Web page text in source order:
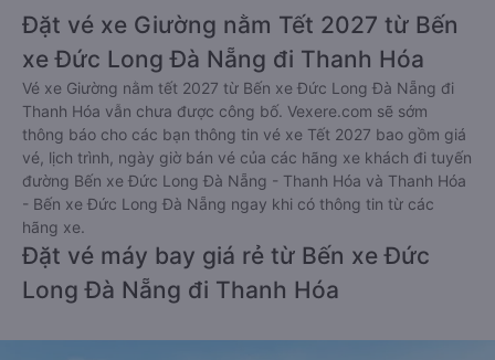
Đặt vé xe Giường nằm Tết 2027 từ Bến
xe Đức Long Đà Nẵng đi Thanh Hóa
Vé xe Giường nằm tết 2027 từ Bến xe Đức Long Đà Nẵng đi
Thanh Hóa vẫn chưa được công bố. Vexere.com sẽ sớm
thông báo cho các bạn thông tin vé xe Tết 2027 bao gồm giá
vé, lịch trình, ngày giờ bán vé của các hãng xe khách đi tuyến
đường Bến xe Đức Long Đà Nẵng - Thanh Hóa và Thanh Hóa
- Bến xe Đức Long Đà Nẵng ngay khi có thông tin từ các
hãng xe.
Đặt vé máy bay giá rẻ từ Bến xe Đức
Long Đà Nẵng đi Thanh Hóa